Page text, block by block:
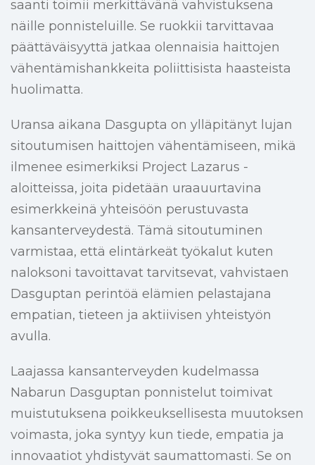
saanti toimii merkittävänä vahvistuksena
näille ponnisteluille. Se ruokkii tarvittavaa
päättäväisyyttä jatkaa olennaisia haittojen
vähentämishankkeita poliittisista haasteista
huolimatta.
Uransa aikana Dasgupta on ylläpitänyt lujan
sitoutumisen haittojen vähentämiseen, mikä
ilmenee esimerkiksi Project Lazarus -
aloitteissa, joita pidetään uraauurtavina
esimerkkeinä yhteisöön perustuvasta
kansanterveydestä. Tämä sitoutuminen
varmistaa, että elintärkeät työkalut kuten
naloksoni tavoittavat tarvitsevat, vahvistaen
Dasguptan perintöä elämien pelastajana
empatian, tieteen ja aktiivisen yhteistyön
avulla.
Laajassa kansanterveyden kudelmassa
Nabarun Dasguptan ponnistelut toimivat
muistutuksena poikkeuksellisesta muutoksen
voimasta, joka syntyy kun tiede, empatia ja
innovaatiot yhdistyvät saumattomasti. Se on